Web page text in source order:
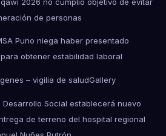
de personas
Puno niega haber presentado
obtener estabilidad laboral
– vigilia de saludGallery
Social establecerá nuevo
de terreno del hospital regional